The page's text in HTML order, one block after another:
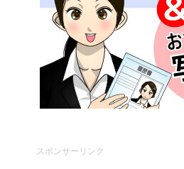
スポンサーリンク